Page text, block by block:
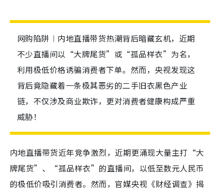
网购陷阱︱内地直播带货热潮背后暗藏玄机，近期
不少直播间以“大牌尾货”或“孤品样衣”为名，
利用极低价格诱骗消费者下单。然而，央视发现这
背后竟隐藏着一条极其恶劣的二手旧衣黑色产业
链，不仅涉及商业欺诈，更对消费者健康构成严重
威胁！
内地直播带货近年竞争激烈，近期更涌现大量主打“大
牌尾货”、“孤品样衣”的直播间，以低至数元人民币
的极低价吸引消费者。然而，官媒央视《财经调查》揭